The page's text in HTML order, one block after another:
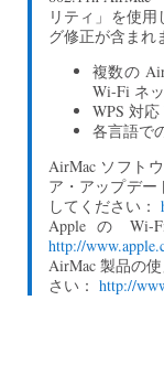
リティ」を使
グ修正が含まれ
複数の
Wi-Fi ネ
WPS 対
各言語で
AirMac ソフト
ア・アップデー
してください：
Apple の
http://
AirMac 製品の
さい： http://